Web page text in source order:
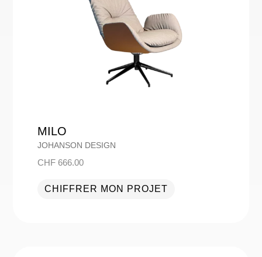
MILO
JOHANSON DESIGN
CHF666.00
CHIFFRER MON PROJET